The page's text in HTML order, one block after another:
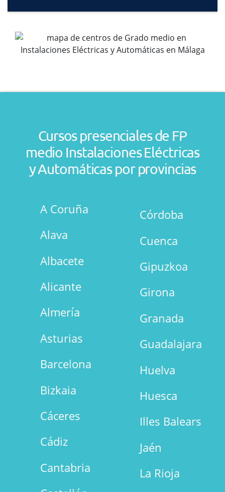
Cursos presenciales de FP
medio Instalaciones Eléctricas
y Automáticas por provincias
A Coruña
Alava
Albacete
Alicante
Almería
Asturias
Barcelona
Bizkaia
Cáceres
Cádiz
Cantabria
Córdoba
Cuenca
Gipuzkoa
Girona
Granada
Guadalajara
Huelva
Huesca
Illes Balears
Jaén
La Rioja